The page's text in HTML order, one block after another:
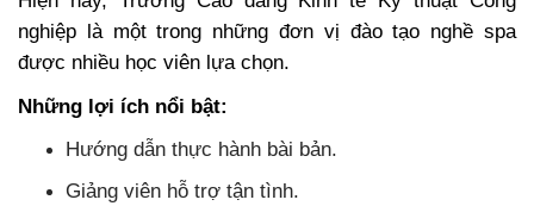
nghiệp là một trong những đơn vị đào tạo nghề spa
được nhiều học viên lựa chọn.
Những lợi ích nổi bật:
Hướng dẫn thực hành bài bản.
Giảng viên hỗ trợ tận tình.